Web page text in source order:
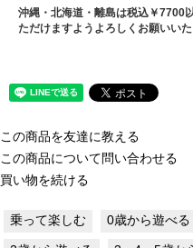
沖縄・北海道・離島は税込￥7700
ただけますようよろしくお願いいた
この商品を友達に教える
この商品について問い合わせる
買い物を続ける
乗って楽しむ 0歳から遊べる